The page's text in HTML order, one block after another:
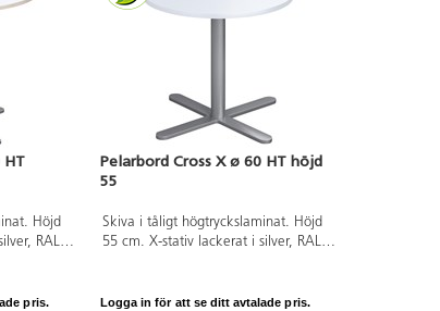
HT
Höjd
RAL
pris.
Pelarbord Cross X ø 60 HT höjd
55
Skiva i tåligt högtryckslaminat. Höjd
55 cm. X-stativ lackerat i silver, RAL
Logga in för att se ditt avtalade pris.